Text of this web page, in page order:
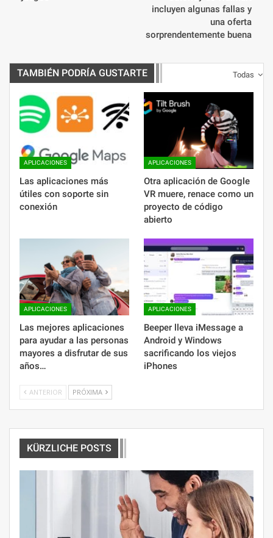
incluyen algunas fallas y
una oferta
sorprendentemente buena
Todas
TAMBIÉN PODRÍA GUSTARTE
APLICACIONES
Las aplicaciones más
útiles con soporte sin
conexión
APLICACIONES
Otra aplicación de Google
VR muere, renace como un
proyecto de código
abierto
APLICACIONES
Las mejores aplicaciones
para ayudar a las personas
mayores a disfrutar de sus
años…
APLICACIONES
Beeper lleva iMessage a
Android y Windows
sacrificando los viejos
iPhones
ANTERIOR PRÓXIMA
KÜRZLICHE POSTS